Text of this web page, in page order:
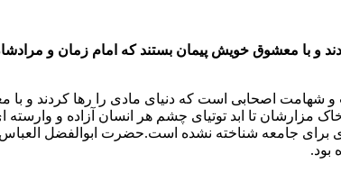
معشوق خویش پیمان بستند که امام زمان و مرادشان را
شهامت اصحابی است که دنیای مادی را رها کردند و با
خاک مزارشان تا ابد توتیای چشم هر انسان آزاده و
جامعه شناخته نشده است.حضرت ابوالفضل
بود.